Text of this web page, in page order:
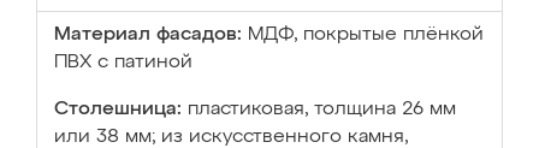
Материал фасадов: МДФ, покрытые плёнкой
ПВХ с патиной
Столешница: пластиковая, толщина 26 мм
или 38 мм; из искусственного камня,